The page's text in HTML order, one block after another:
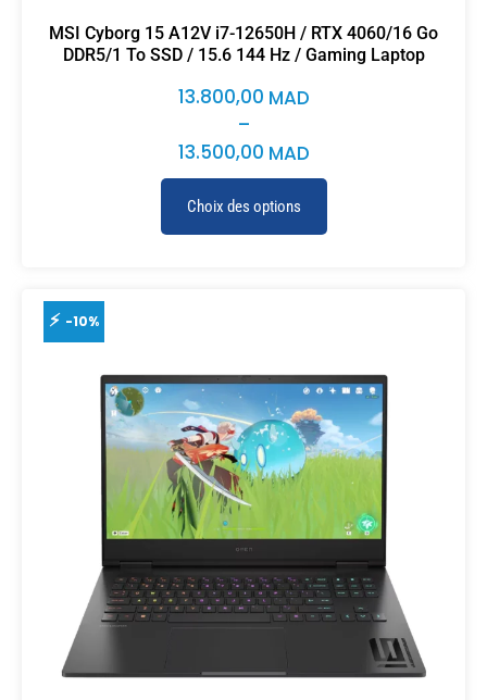
MSI Cyborg 15 A12V i7-12650H / RTX 4060/16 Go
DDR5/1 To SSD / 15.6 144 Hz / Gaming Laptop
13.500,00 MAD
–
13.800,00 MAD
Choix des options
-10%